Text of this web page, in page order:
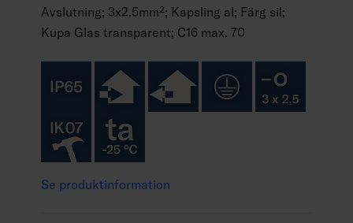
Avslutning; 3x2.5mm²; Kapsling al; Färg sil;
Kupa Glas transparent; C16 max. 70
Se produktinformation